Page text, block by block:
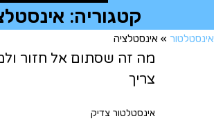
קטגוריה: אינסטלציה
»אינסטלציה
מה זה שסתום אל חזור ולמה
צריך
אינסטלטור צדיק